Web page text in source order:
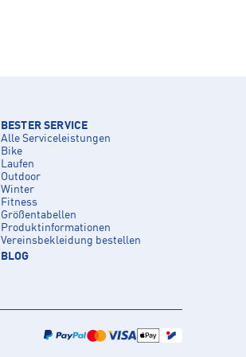
BESTER SERVICE
Alle Serviceleistungen
Bike
Laufen
Outdoor
Winter
Fitness
Größentabellen
Produktinformationen
Vereinsbekleidung bestellen
BLOG